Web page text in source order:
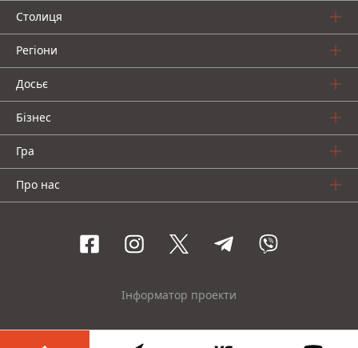
Столиця
Регіони
Досьє
Бізнес
Гра
Про нас
Інформатор проекти